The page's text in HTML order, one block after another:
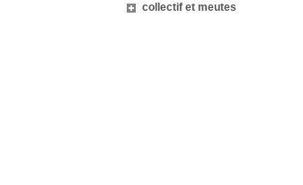
collectif et meutes